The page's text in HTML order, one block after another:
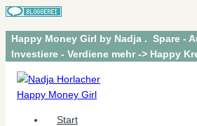
Zum
Inhalt
Happy Money Girl by Nadja . Spare -
Investiere - Verdiene mehr -> Happy
Start